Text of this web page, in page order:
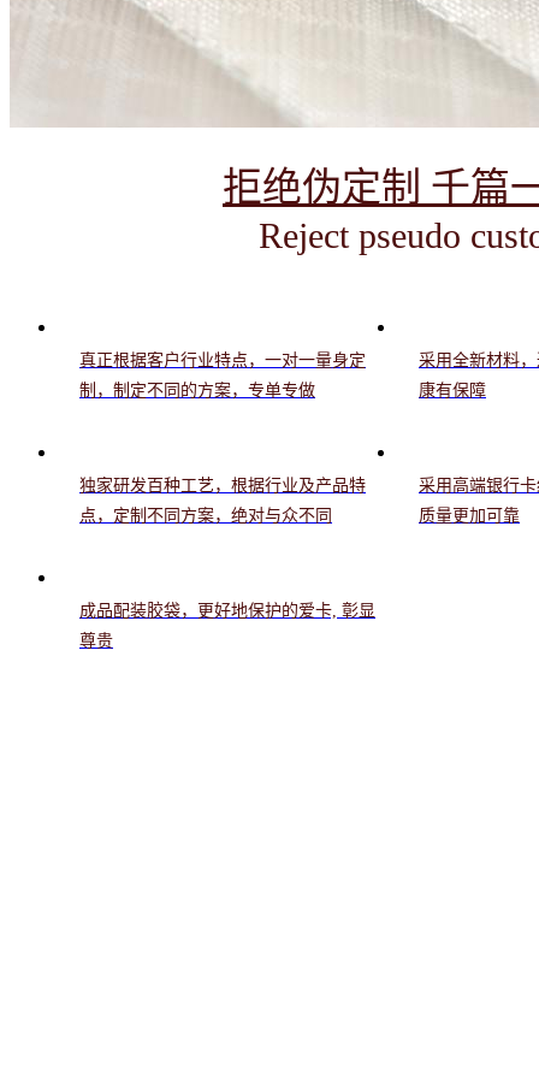
拒绝伪定制 千篇
Reject pseudo
真正根据客户行业特点，一对一量身定
制，制定不同的方案，专单专做
采用全新材料
康有保障
独家研发百种工艺，根据行业及产品特
点，定制不同方案，绝对与众不同
采用高端银行
质量更加可靠
成品配装胶袋，更好地保护的爱卡, 彰显
尊贵